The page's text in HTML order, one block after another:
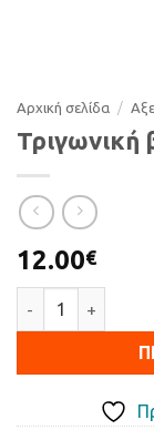
Αρχική σελίδα /
Τριγωνική
12.00€